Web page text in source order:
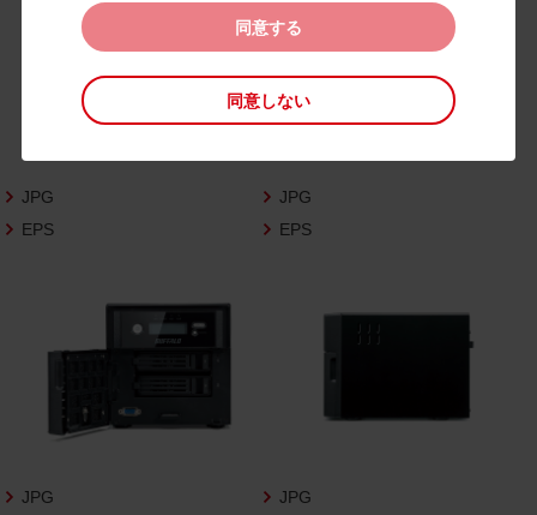
また、当社は、下記のCAD図データ利用規約
（以下「CAD図データ利用規約」といいます）
に同意いただいたお客様に限定して、本CA
D図ダウンロードページで公開している当
いいます）の利用を許諾いたします。
お客様が「同意する」ボタンをクリックされ
た場合、商品写真データ利用規約及びCAD
なお、商品写真データ利用規約及びCAD図
データ利用規約の記載事項は予告なく変更
されることがあります。各データをダウン
ロードする際には最新の規約をご確認くだ
さいますようお願い申し上げます。
商品写真データ利用規約
同意する
同意しない
JPG
EPS
JPG
EPS
JPG
JPG